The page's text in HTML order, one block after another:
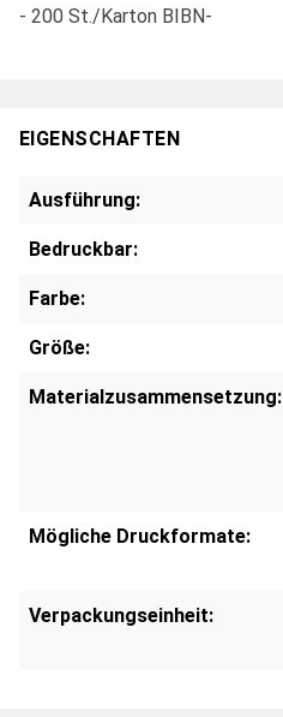
- 200 St./Karton BIBN-
EIGENSCHAFTEN
Ausführung:
Bedruckbar:
Farbe:
Größe:
Materialzusammensetzung:
Mögliche Druckformate:
Verpackungseinheit: